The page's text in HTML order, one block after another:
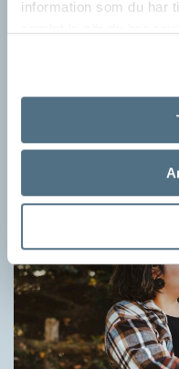
information som du har
När det handlar om stora
ersätts av dubbel­former